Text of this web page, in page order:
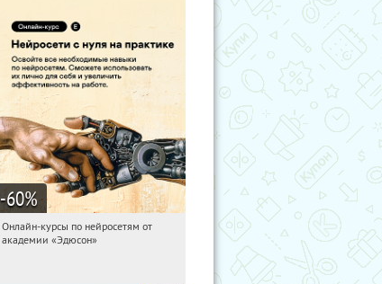
-60%
15:16:14 Получили:
Онлайн-курсы по нейросетям от
академии «Эдюсон»